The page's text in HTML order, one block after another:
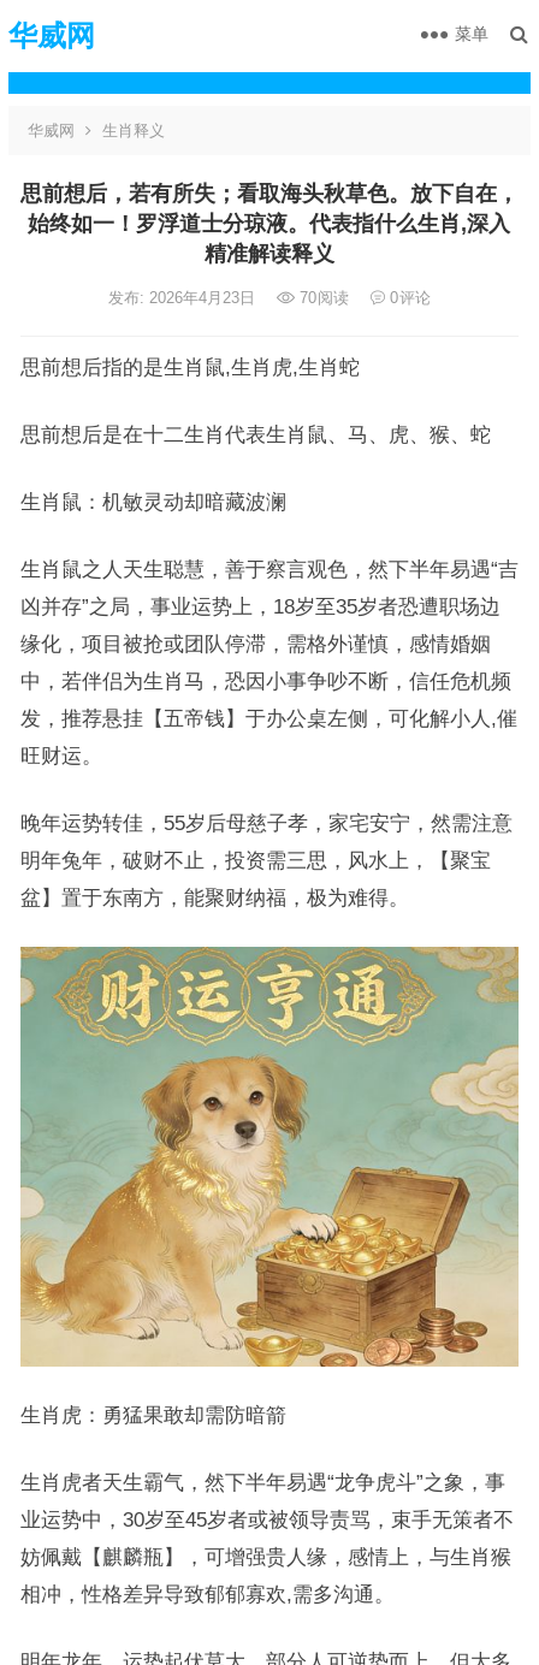
华威网 菜单
华威网 生肖释义
思前想后，若有所失；看取海头秋草色。放下自在，
始终如一！罗浮道士分琼液。代表指什么生肖,深入
精准解读释义
发布: 2026年4月23日 70阅读 0评论
思前想后指的是生肖鼠,生肖虎,生肖蛇
思前想后是在十二生肖代表生肖鼠、马、虎、猴、蛇
生肖鼠：机敏灵动却暗藏波澜
生肖鼠之人天生聪慧，善于察言观色，然下半年易遇“吉
凶并存”之局，事业运势上，18岁至35岁者恐遭职场边
缘化，项目被抢或团队停滞，需格外谨慎，感情婚姻
中，若伴侣为生肖马，恐因小事争吵不断，信任危机频
发，推荐悬挂【五帝钱】于办公桌左侧，可化解小人,催
旺财运。
晚年运势转佳，55岁后母慈子孝，家宅安宁，然需注意
明年兔年，破财不止，投资需三思，风水上，【聚宝
盆】置于东南方，能聚财纳福，极为难得。
生肖虎：勇猛果敢却需防暗箭
生肖虎者天生霸气，然下半年易遇“龙争虎斗”之象，事
业运势中，30岁至45岁者或被领导责骂，束手无策者不
妨佩戴【麒麟瓶】，可增强贵人缘，感情上，与生肖猴
相冲，性格差异导致郁郁寡欢,需多沟通。